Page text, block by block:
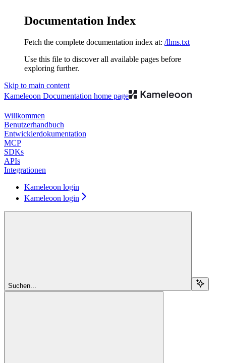
Documentation Index
Fetch the complete documentation index at: /llms.txt
Use this file to discover all available pages before
exploring further.
Skip to main content
Kameleoon Documentation home page
Willkommen
Benutzerhandbuch
Entwicklerdokumentation
MCP
SDKs
APIs
Integrationen
Kameleoon login
Kameleoon login
Suchen...